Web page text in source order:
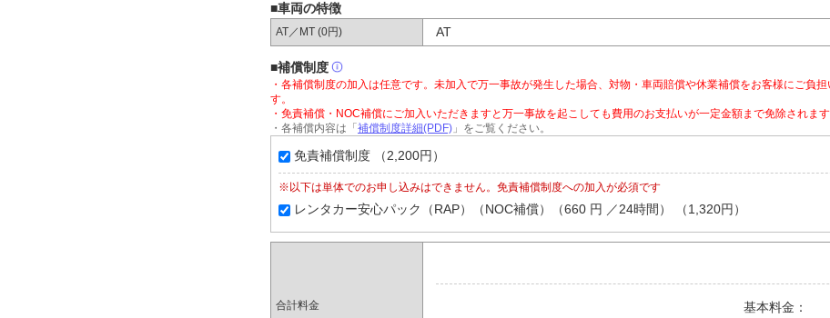
■車両の特徴
AT／MT (0円) AT
■補償制度
・各補償制度の加入は任意です。未加入で万一事故が発生した場合、対物・車両賠償や休業補償をお客様にご負
す。
・免責補償・NOC補償にご加入いただきますと万一事故を起こしても費用のお支払いが一定金額まで免除されます
・各補償内容は「 補償制度詳細(PDF) 」をご覧ください。
免責補償制度 （2,200円）
※以下は単体でのお申し込みはできません。免責補償制度への加入が必須です
レンタカー安心パック（RAP）（NOC補償）（660 円 ／24時間） （1,320円）
合計料金 基本料金：